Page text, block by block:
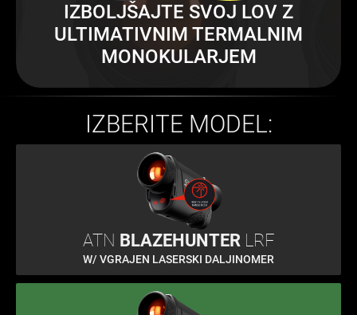
IZBOLJŠAJTE SVOJ LOV Z
ULTIMATIVNIM TERMALNIM
MONOKULARJEM
IZBERITE MODEL:
ATN BLAZEHUNTERLRF
W/ VGRAJEN LASERSKI DALJINOMER